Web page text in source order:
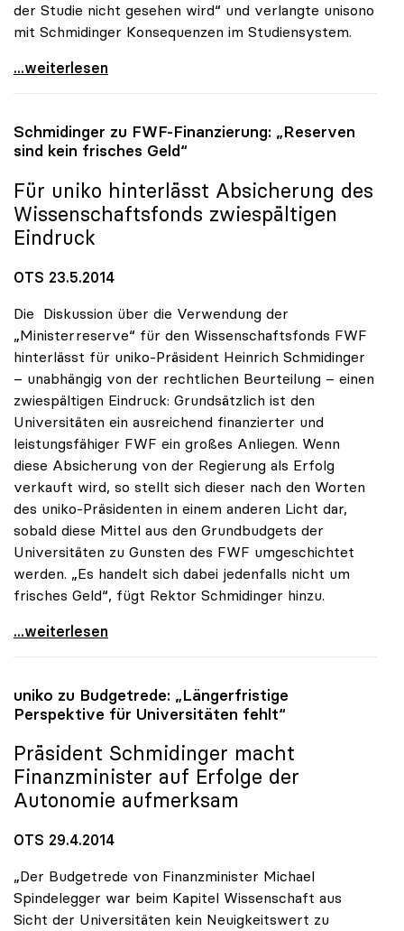
der Studie nicht gesehen wird“ und verlangte unisono
mit Schmidinger Konsequenzen im Studiensystem.
Schmidinger zu IHS-Studie: „Erwarte
...weiterlesen
Schmidinger zu FWF-Finanzierung: „Reserven
sind kein frisches Geld“
Für uniko hinterlässt Absicherung des
Wissenschaftsfonds zwiespältigen
Eindruck
OTS 23.5.2014
Die Diskussion über die Verwendung der
„Ministerreserve“ für den Wissenschaftsfonds FWF
hinterlässt für uniko-Präsident Heinrich Schmidinger
– unabhängig von der rechtlichen Beurteilung – einen
zwiespältigen Eindruck: Grundsätzlich ist den
Universitäten ein ausreichend finanzierter und
leistungsfähiger FWF ein großes Anliegen. Wenn
diese Absicherung von der Regierung als Erfolg
verkauft wird, so stellt sich dieser nach den Worten
des uniko-Präsidenten in einem anderen Licht dar,
sobald diese Mittel aus den Grundbudgets der
Universitäten zu Gunsten des FWF umgeschichtet
werden. „Es handelt sich dabei jedenfalls nicht um
frisches Geld“, fügt Rektor Schmidinger hinzu.
Schmidinger zu FWF-Finanzierung: „Reserven sind
...weiterlesen
uniko zu Budgetrede: „Längerfristige
Perspektive für Universitäten fehlt“
Präsident Schmidinger macht
Finanzminister auf Erfolge der
Autonomie aufmerksam
OTS 29.4.2014
„Der Budgetrede von Finanzminister Michael
Spindelegger war beim Kapitel Wissenschaft aus
Sicht der Universitäten kein Neuigkeitswert zu